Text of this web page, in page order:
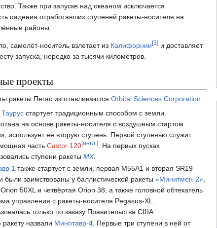
Также при запуске над океаном исключается
падения отработавших ступеней ракеты-носителя на
районы.
самолёт-носитель взлетает из Калифорнии [3] и доставляет
запуска, нередко за тысячи километров.
проекты
ракеты Пегас изготавливаются Orbital Sciences Corporation.
Таурус стартует традиционным способом с земли.
на основе ракеты-носителя с воздушным стартом
использует её вторую ступень. Первой ступенью служит
частьCastor 120[англ.]. На первых пусках
ступени ракетыMX.
1 также стартует с земли, первая M55A1 и вторая SR19
были заимствованы у баллистической ракеты«Минитмен-2»
Orion 50XL и четвёртая Orion 38, а также головной обтекатель
управления с ракеты-носителя Pegasus-XL.
только по заказу Правительства США.
назвали Минотавр-4. Первые три ступени в ней от